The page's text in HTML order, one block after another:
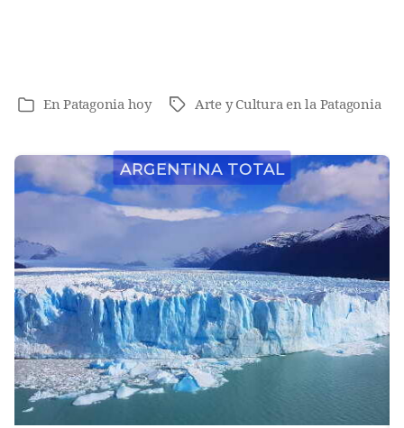
Categorías
EnPatagonia hoy Etiquetas
Arte y Cultura en la Patagonia
Argentina Total